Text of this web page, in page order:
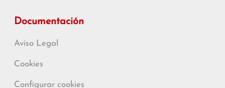
Documentación
Aviso Legal
Cookies
Configurar cookies